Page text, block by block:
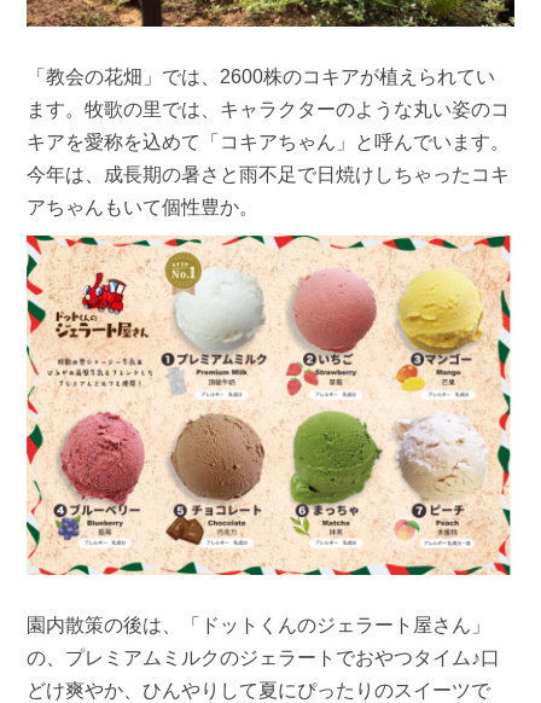
「教会の花畑」では、2600株のコキアが植えられてい
ます。牧歌の里では、キャラクターのような丸い姿のコ
キアを愛称を込めて「コキアちゃん」と呼んでいます。
今年は、成長期の暑さと雨不足で日焼けしちゃったコキ
アちゃんもいて個性豊か。
園内散策の後は、「ドットくんのジェラート屋さん」
の、プレミアムミルクのジェラートでおやつタイム♪口
どけ爽やか、ひんやりして夏にぴったりのスイーツで